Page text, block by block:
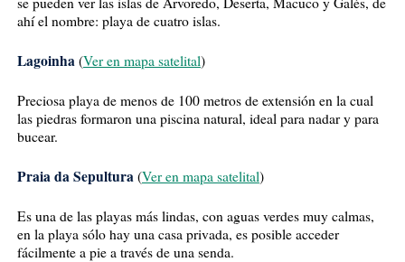
ahí el nombre: playa de cuatro islas.
Lagoinha (Ver en mapa satelital)
Preciosa playa de menos de 100 metros de extensión en la cual
las piedras formaron una piscina natural, ideal para nadar y para
bucear.
Praia da Sepultura (Ver en mapa satelital)
Es una de las playas más lindas, con aguas verdes muy calmas,
en la playa sólo hay una casa privada, es posible acceder
fácilmente a pie a través de una senda.